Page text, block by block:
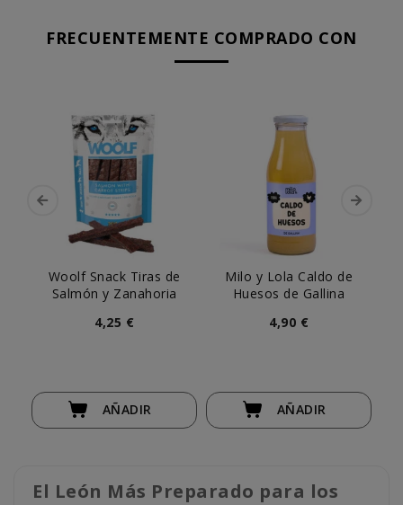
FRECUENTEMENTE COMPRADO CON
Woolf Snack Tiras de
Salmón y Zanahoria
4,25 €
AÑADIR
Milo y Lola Caldo de
Huesos de Gallina
4,90 €
AÑADIR
El León Más Preparado para los